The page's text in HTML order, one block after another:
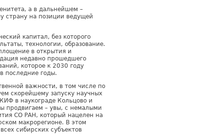
а в дальнейшем –
страну на позиции ведущей
капитал, без которого
технологии, образование.
в открытия и
недавно прошедшего
которое к 2030 году
последние годы.
важности, в том числе по
скорейшему запуску научных
в наукограде Кольцово и
продвигаем – увы, с немалыми
СО РАН, который нацелен на
макрорегионе. В этом
сибирских субъектов